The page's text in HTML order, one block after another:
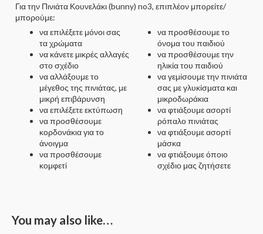
Για την Πινιάτα Κουνελάκι (bunny) no3, επιπλέον μπορείτε/
μπορούμε:
να επιλέξετε μόνοι σας
τα χρώματα
να κάνετε μικρές αλλαγές
στο σχέδιο
να αλλάξουμε το
μέγεθος της πινιάτας, με
μικρή επιβάρυνση
να επιλέξετε εκτύπωση
να προσθέσουμε
κορδονάκια για το
άνοιγμα
να προσθέσουμε
κομφετί
να προσθέσουμε το
όνομα του παιδιού
να προσθέσουμε την
ηλικία του παιδιού
να γεμίσουμε την πινιάτα
σας με γλυκίσματα και
μικροδωράκια
να φτιάξουμε ασορτί
ρόπαλο πινιάτας
να φτιάξουμε ασορτί
μάσκα
να φτιάξουμε όποιο
σχέδιο μας ζητήσετε
You may also like…